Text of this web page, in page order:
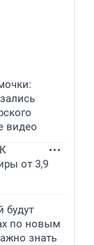
видео
от 3,9
будут
по новым
знать